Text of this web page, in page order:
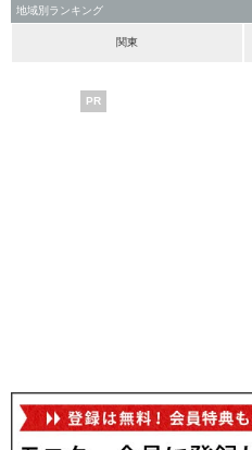
地域別ランキング
関東
PR